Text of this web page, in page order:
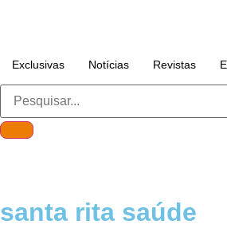
Exclusivas Notícias Revistas
santa rita saúde